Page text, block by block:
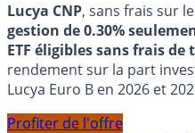
Lucya CNP, sans frais sur
gestion de 0.30%
ETF éligibles sans frais
rendement sur la part
Lucya Euro B en 2026 et
Profiter de l'offre